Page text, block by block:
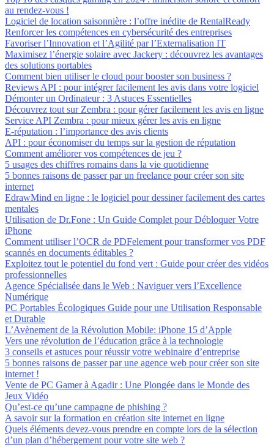
au rendez-vous !
Logiciel de location saisonnière : l’offre inédite de RentalReady
Renforcer les compétences en cybersécurité des entreprises
Favoriser l’Innovation et l’Agilité par l’Externalisation IT
Maximisez l’énergie solaire avec Jackery : découvrez les avantages
des solutions portables
Comment bien utiliser le cloud pour booster son business ?
Reviews API : pour intégrer facilement les avis dans votre logiciel
Démonter un Ordinateur : 3 Astuces Essentielles
Découvrez tout sur Zembra : pour gérer facilement les avis en ligne
Service API Zembra : pour mieux gérer les avis en ligne
E-réputation : l’importance des avis clients
API : pour économiser du temps sur la gestion de réputation
Comment améliorer vos compétences de jeu ?
5 usages des chiffres romains dans la vie quotidienne
5 bonnes raisons de passer par un freelance pour créer son site
internet
EdrawMind en ligne : le logiciel pour dessiner facilement des cartes
mentales
Utilisation de Dr.Fone : Un Guide Complet pour Débloquer Votre
iPhone
Comment utiliser l’OCR de PDFelement pour transformer vos PDF
scannés en documents éditables ?
Exploitez tout le potentiel du fond vert : Guide pour créer des vidéos
professionnelles
Agence Spécialisée dans le Web : Naviguer vers l’Excellence
Numérique
PC Portables Écologiques Guide pour une Utilisation Responsable
et Durable
L’Avènement de la Révolution Mobile: iPhone 15 d’Apple
Vers une révolution de l’éducation grâce à la technologie
3 conseils et astuces pour réussir votre webinaire d’entreprise
5 bonnes raisons de passer par une agence web pour créer son site
internet !
Vente de PC Gamer à Agadir : Une Plongée dans le Monde des
Jeux Vidéo
Qu’est-ce qu’une campagne de phishing ?
A savoir sur la formation en création site internet en ligne
Quels éléments devez-vous prendre en compte lors de la sélection
d’un plan d’hébergement pour votre site web ?